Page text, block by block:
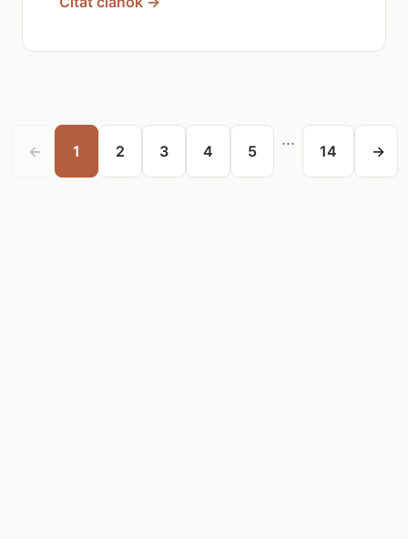
← 1 2 3 4 5
...
14 →